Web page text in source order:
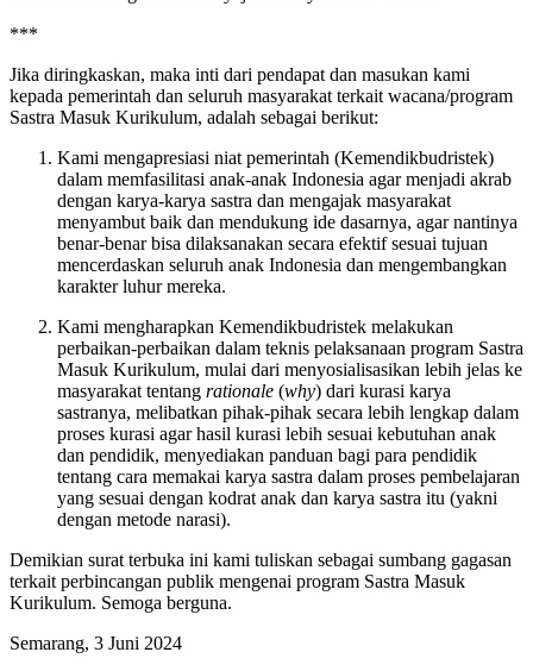
***
Jika diringkaskan, maka inti dari pendapat dan masukan kami
kepada pemerintah dan seluruh masyarakat terkait wacana/program
Sastra Masuk Kurikulum, adalah sebagai berikut:
Kami mengapresiasi niat pemerintah (Kemendikbudristek)
dalam memfasilitasi anak-anak Indonesia agar menjadi akrab
dengan karya-karya sastra dan mengajak masyarakat
menyambut baik dan mendukung ide dasarnya, agar nantinya
benar-benar bisa dilaksanakan secara efektif sesuai tujuan
mencerdaskan seluruh anak Indonesia dan mengembangkan
karakter luhur mereka.
Kami mengharapkan Kemendikbudristek melakukan
perbaikan-perbaikan dalam teknis pelaksanaan program Sastra
Masuk Kurikulum, mulai dari menyosialisasikan lebih jelas ke
masyarakat tentang rationale (why) dari kurasi karya
sastranya, melibatkan pihak-pihak secara lebih lengkap dalam
proses kurasi agar hasil kurasi lebih sesuai kebutuhan anak
dan pendidik, menyediakan panduan bagi para pendidik
tentang cara memakai karya sastra dalam proses pembelajaran
yang sesuai dengan kodrat anak dan karya sastra itu (yakni
dengan metode narasi).
Demikian surat terbuka ini kami tuliskan sebagai sumbang gagasan
terkait perbincangan publik mengenai program Sastra Masuk
Kurikulum. Semoga berguna.
Semarang, 3 Juni 2024